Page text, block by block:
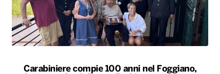
Carabiniere compie 100 anni nel Foggiano,